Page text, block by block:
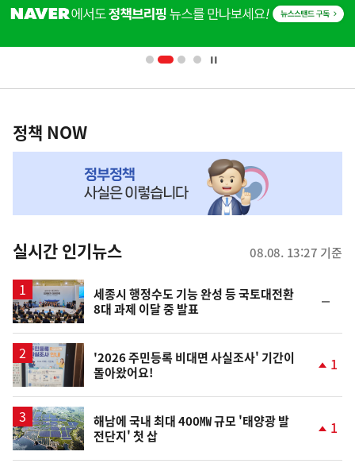
단
배
영
책
NOW,
뉴
스
정책 NOW
실시간 인기뉴스 08.08. 13:27 기준
세종시 행정수도 기능 완성 등 국토대전환
8대 과제 이달 중 발표
일
'2026 주민등록 비대면 사실조사' 기간이
돌아왔어요!
계
1
해남에 국내 최대 400㎿ 규모 '태양광 발
전단지' 첫 삽
계
1